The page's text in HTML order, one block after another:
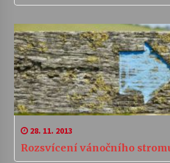
28. 11. 2013
Rozsvícení vánočního